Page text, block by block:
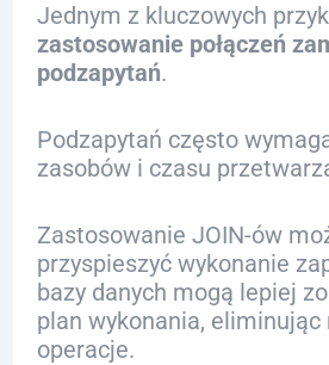
Jednym z kluczowych
zastosowanie połączeń
podzapytań.
Podzapytań często
zasobów i czasu
Zastosowanie JOIN-ów
przyspieszyć wykonanie
bazy danych mogą lepiej
plan wykonania, eliminując
operacje.